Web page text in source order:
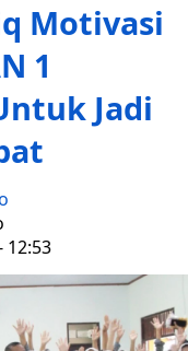
Motivasi
1
Jadi
12:53